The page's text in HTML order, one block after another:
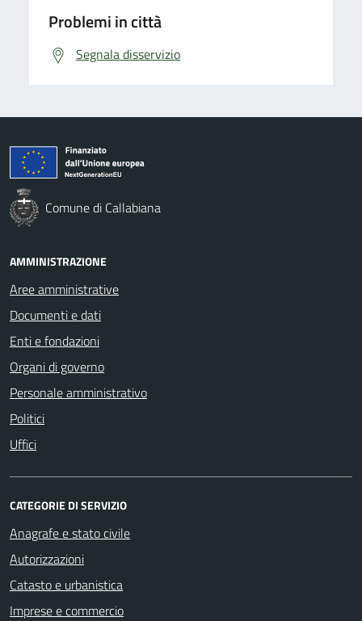
Problemi in città
Segnala disservizio
Comune di Callabiana
AMMINISTRAZIONE
Aree amministrative
Documenti e dati
Enti e fondazioni
Organi di governo
Personale amministrativo
Politici
Uffici
CATEGORIE DI SERVIZIO
Anagrafe e stato civile
Autorizzazioni
Catasto e urbanistica
Imprese e commercio